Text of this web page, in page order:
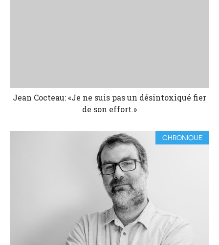
Jean Cocteau: «Je ne suis pas un désintoxiqué fier
de son effort.»
CHRONIQUE